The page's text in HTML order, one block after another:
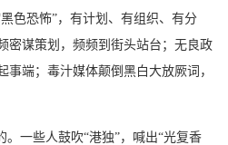
色恐怖”，有计划、有组织、有分
密谋策划，频频到街头站台；无良政
端；毒汁媒体颠倒黑白大放厥词，
。一些人鼓吹“港独”，喊出“光复香